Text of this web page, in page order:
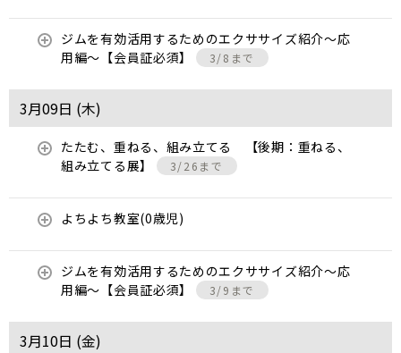
ジムを有効活用するためのエクササイズ紹介〜応
用編〜【会員証必須】
3/8まで
3月09日 (木)
たたむ、重ねる、組み立てる 【後期：重ねる、
組み立てる展】
3/26まで
よちよち教室(0歳児)
ジムを有効活用するためのエクササイズ紹介〜応
用編〜【会員証必須】
3/9まで
3月10日 (金)